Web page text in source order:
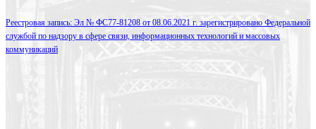
Реестровая запись: Эл № ФС77-81208 от 08.06.2021 г. зарегистрировано Федеральной
службой по надзору в сфере связи, информационных технологий и массовых
коммуникаций